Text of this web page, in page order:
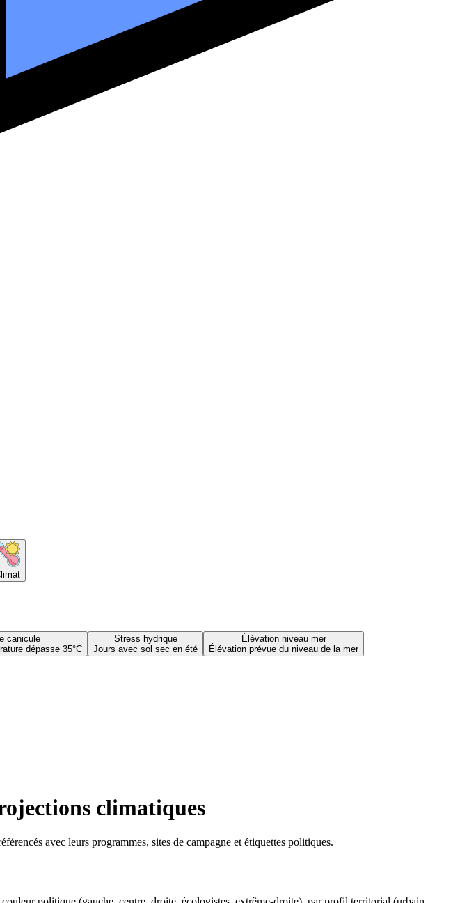
canicule
dépasse 35°C
Stress hydrique
Jours avec sol sec en été
Élévation niveau mer
Élévation prévue du niveau de la mer
climatiques
avec leurs programmes, sites de campagne et étiquettes politiques.